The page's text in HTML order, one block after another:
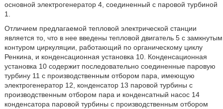
основной электрогенератор 4, соединенный с паровой турбиной
1.
Отличием предлагаемой тепловой электрической станции
является то, что в нее введены тепловой двигатель 5 с замкнутым
контуром циркуляции, работающий по органическому циклу
Ренкина, и конденсационная установка 10. Конденсационная
установка 10 содержит последовательно соединенные паровую
турбину 11 с производственным отбором пара, имеющую
электрогенератор 12, конденсатор 13 паровой турбины с
производственным отбором пара и конденсатный насос 14
конденсатора паровой турбины с производственным отбором